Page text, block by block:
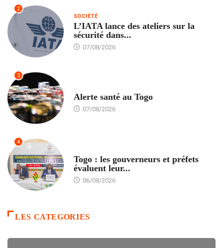
2
SOCIÉTÉ
L’IATA lance des ateliers sur la
sécurité dans...
07/08/2026
3
Alerte santé au Togo
07/08/2026
4
Togo : les gouverneurs et préfets
évaluent leur...
06/08/2026
LES CATEGORIES